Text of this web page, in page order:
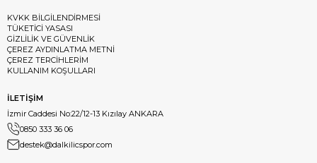
KVKK BİLGİLENDİRMESİ
TÜKETİCİ YASASI
GİZLİLİK VE GÜVENLİK
ÇEREZ AYDINLATMA METNİ
ÇEREZ TERCİHLERİM
KULLANIM KOŞULLARI
İLETİŞİM
İzmir Caddesi No:22/12-13 Kızılay ANKARA
0850 333 36 06
destek@dalkilicspor.com